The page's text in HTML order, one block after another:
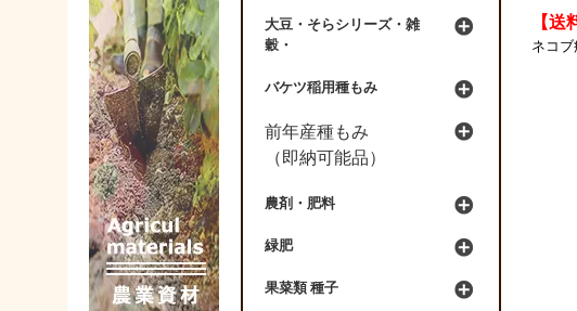
【送
ネコブ
大豆・そらシリーズ・雑
穀・
バケツ稲用種もみ
前年産種もみ
（即納可能品）
農剤・肥料
緑肥
果菜類 種子